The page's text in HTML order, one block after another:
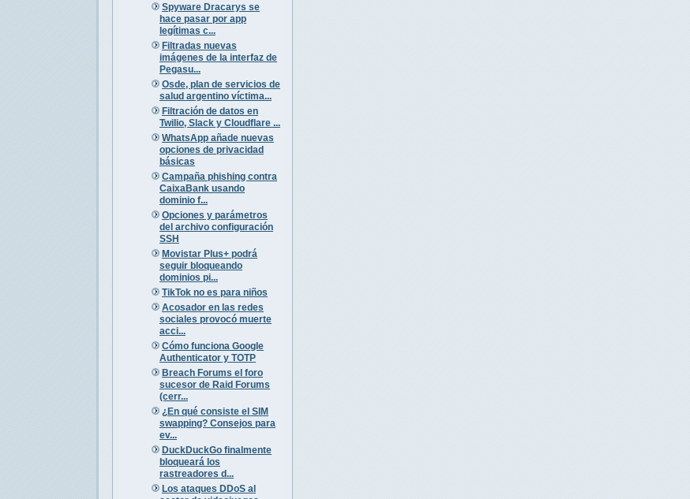
Spyware Dracarys se
hace pasar por app
legítimas c...
Filtradas nuevas
imágenes de la interfaz de
Pegasu...
Osde, plan de servicios de
salud argentino víctima...
Filtración de datos en
Twilio, Slack y Cloudflare ...
WhatsApp añade nuevas
opciones de privacidad
básicas
Campaña phishing contra
CaixaBank usando
dominio f...
Opciones y parámetros
del archivo configuración
SSH
Movistar Plus+ podrá
seguir bloqueando
dominios pi...
TikTok no es para niños
Acosador en las redes
sociales provocó muerte
acci...
Cómo funciona Google
Authenticator y TOTP
Breach Forums el foro
sucesor de Raid Forums
(cerr...
¿En qué consiste el SIM
swapping? Consejos para
ev...
DuckDuckGo finalmente
bloqueará los
rastreadores d...
Los ataques DDoS al